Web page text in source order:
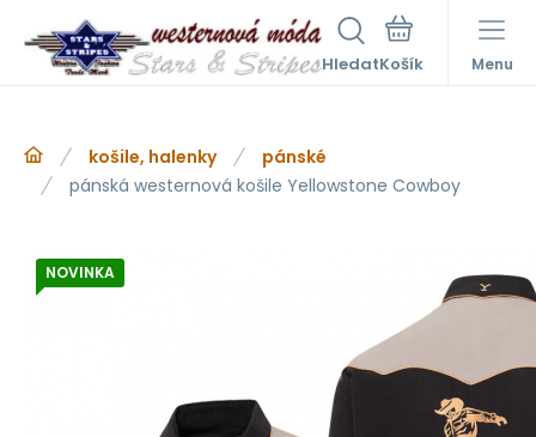
Hledat Menu
košile, halenky
pánské
pánská westernová košile Yellowstone Cowboy
NOVINKA